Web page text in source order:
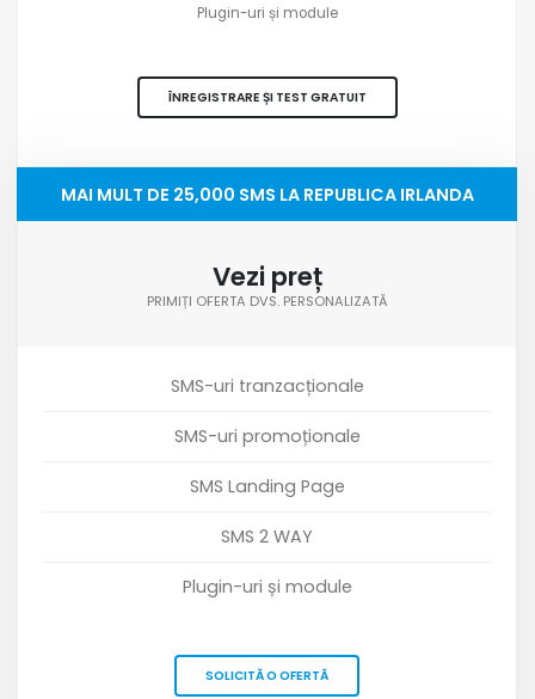
Plugin-uri și module
ÎNREGISTRARE ȘI TEST GRATUIT
MAI MULT DE 25,000 SMS LA REPUBLICA IRLANDA
Vezi preț
PRIMIȚI OFERTA DVS. PERSONALIZATĂ
SMS-uri tranzacționale
SMS-uri promoționale
SMS Landing Page
SMS 2 WAY
Plugin-uri și module
SOLICITĂ O OFERTĂ